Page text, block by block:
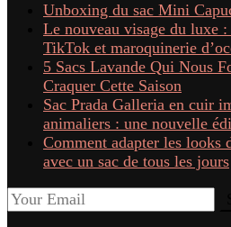
Unboxing du sac Mini
Le nouveau visage du luxe
TikTok et maroquinerie
5 Sacs Lavande Qui Nous
Craquer Cette Saison
Sac Prada Galleria en cuir
animaliers : une nouvelle
Comment adapter les looks
avec un sac de tous les jours